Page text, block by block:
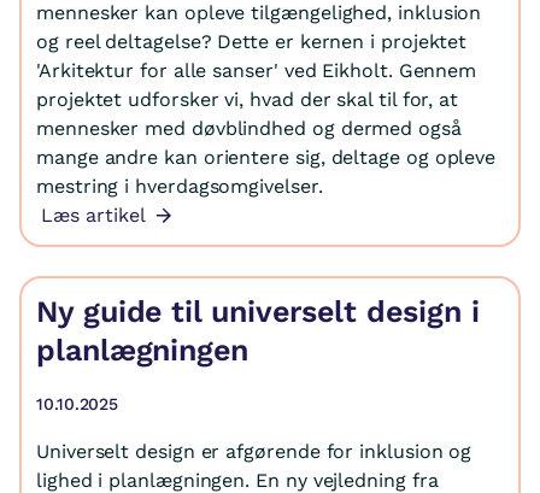
mennesker kan opleve tilgængelighed, inklusion
og reel deltagelse? Dette er kernen i projektet
'Arkitektur for alle sanser' ved Eikholt. Gennem
projektet udforsker vi, hvad der skal til for, at
mennesker med døvblindhed og dermed også
mange andre kan orientere sig, deltage og opleve
mestring i hverdagsomgivelser.
Læs artikel
Ny guide til universelt design i
planlægningen
10.10.2025
Universelt design er afgørende for inklusion og
lighed i planlægningen. En ny vejledning fra